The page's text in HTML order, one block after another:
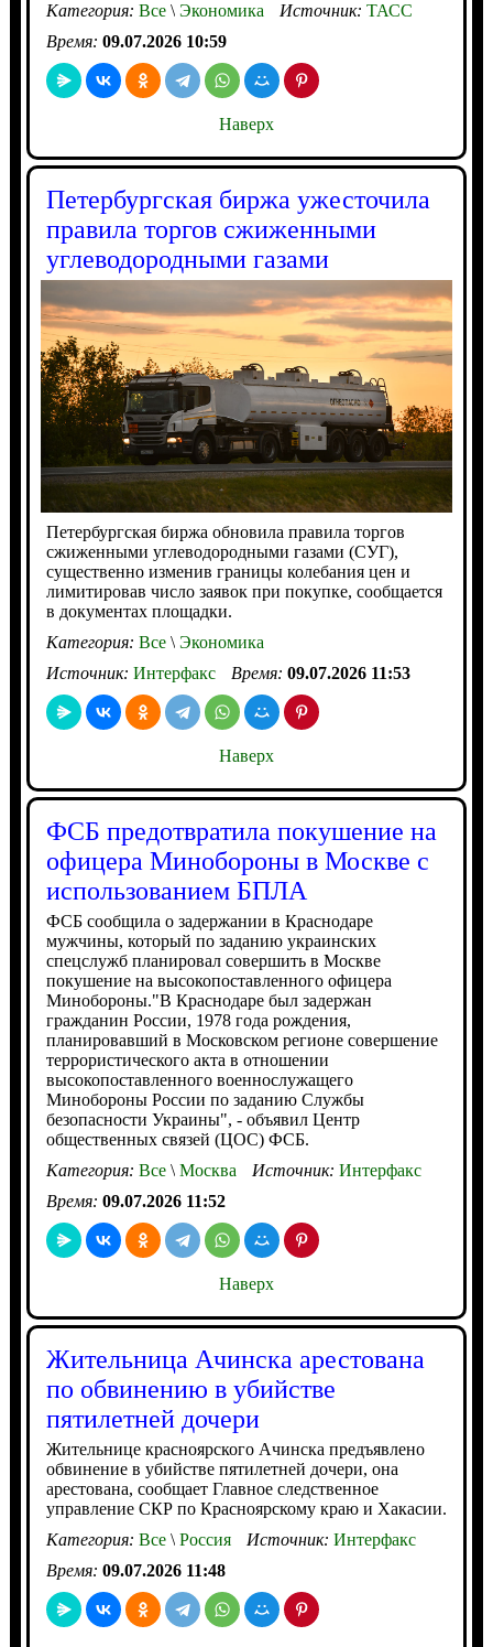
Категория: Все\Экономика Источник: ТАСС
Время: 09.07.2026 10:59
Наверх
Петербургская биржа ужесточила
правила торгов сжиженными
углеводородными газами
Петербургская биржа обновила правила торгов
сжиженными углеводородными газами (СУГ),
существенно изменив границы колебания цен и
лимитировав число заявок при покупке, сообщается
в документах площадки.
Категория: Все\Экономика
Источник: Интерфакс Время: 09.07.2026 11:53
Наверх
ФСБ предотвратила покушение на
офицера Минобороны в Москве с
использованием БПЛА
ФСБ сообщила о задержании в Краснодаре
мужчины, который по заданию украинских
спецслужб планировал совершить в Москве
покушение на высокопоставленного офицера
Минобороны."В Краснодаре был задержан
гражданин России, 1978 года рождения,
планировавший в Московском регионе совершение
террористического акта в отношении
высокопоставленного военнослужащего
Минобороны России по заданию Службы
безопасности Украины", - объявил Центр
общественных связей (ЦОС) ФСБ.
Категория: Все\Москва Источник: Интерфакс
Время: 09.07.2026 11:52
Наверх
Жительница Ачинска арестована
по обвинению в убийстве
пятилетней дочери
Жительнице красноярского Ачинска предъявлено
обвинение в убийстве пятилетней дочери, она
арестована, сообщает Главное следственное
управление СКР по Красноярскому краю и Хакасии.
Категория: Все\Россия Источник: Интерфакс
Время: 09.07.2026 11:48